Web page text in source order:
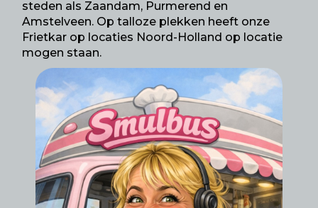
steden als Zaandam, Purmerend en
Amstelveen. Op talloze plekken heeft onze
Frietkar op locaties Noord-Holland op locatie
mogen staan.